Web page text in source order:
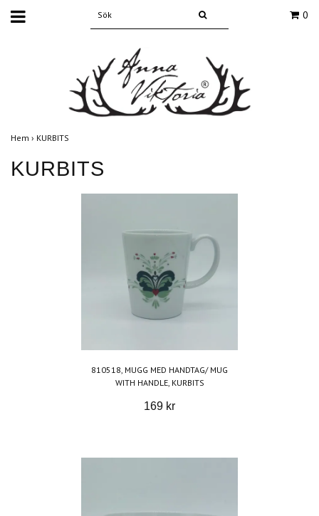
0
Hem › KURBITS
KURBITS
810518, MUGG MED HANDTAG/ MUG
WITH HANDLE, KURBITS
169 kr